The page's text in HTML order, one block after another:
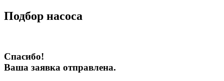
Подбор насоса
Спасибо!
Ваша заявка отправлена.